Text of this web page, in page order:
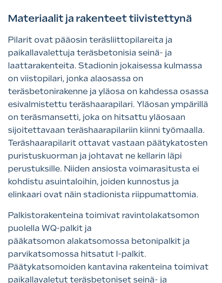
Materiaalit ja rakenteet tiivistettynä
Pilarit ovat pääosin teräsliittopilareita ja
paikallavalettuja teräsbetonisia seinä- ja
laattarakenteita. Stadionin jokaisessa kulmassa
on viistopilari, jonka alaosassa on
teräsbetonirakenne ja yläosa on kahdessa osassa
esivalmistettu teräshaarapilari. Yläosan ympärillä
on teräsmansetti, joka on hitsattu yläosaan
sijoitettavaan teräshaarapilariin kiinni työmaalla.
Teräshaarapilarit ottavat vastaan päätykatosten
puristuskuorman ja johtavat ne kellarin läpi
perustuksille. Niiden ansiosta voimarasitusta ei
kohdistu asuintaloihin, joiden kunnostus ja
elinkaari ovat näin stadionista riippumattomia.
Palkistorakenteina toimivat ravintolakatsomon
puolella WQ-palkit ja
pääkatsomon alakatsomossa betonipalkit ja
parvikatsomossa hitsatut I-palkit.
Päätykatsomoiden kantavina rakenteina toimivat
paikallavaletut teräsbetoniset seinä- ja